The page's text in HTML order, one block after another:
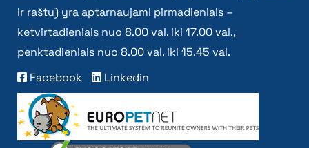
ir raštu) yra aptarnaujami pirmadieniais –
ketvirtadieniais nuo 8.00 val. iki 17.00 val.,
penktadieniais nuo 8.00 val. iki 15.45 val.
Facebook
Linkedin